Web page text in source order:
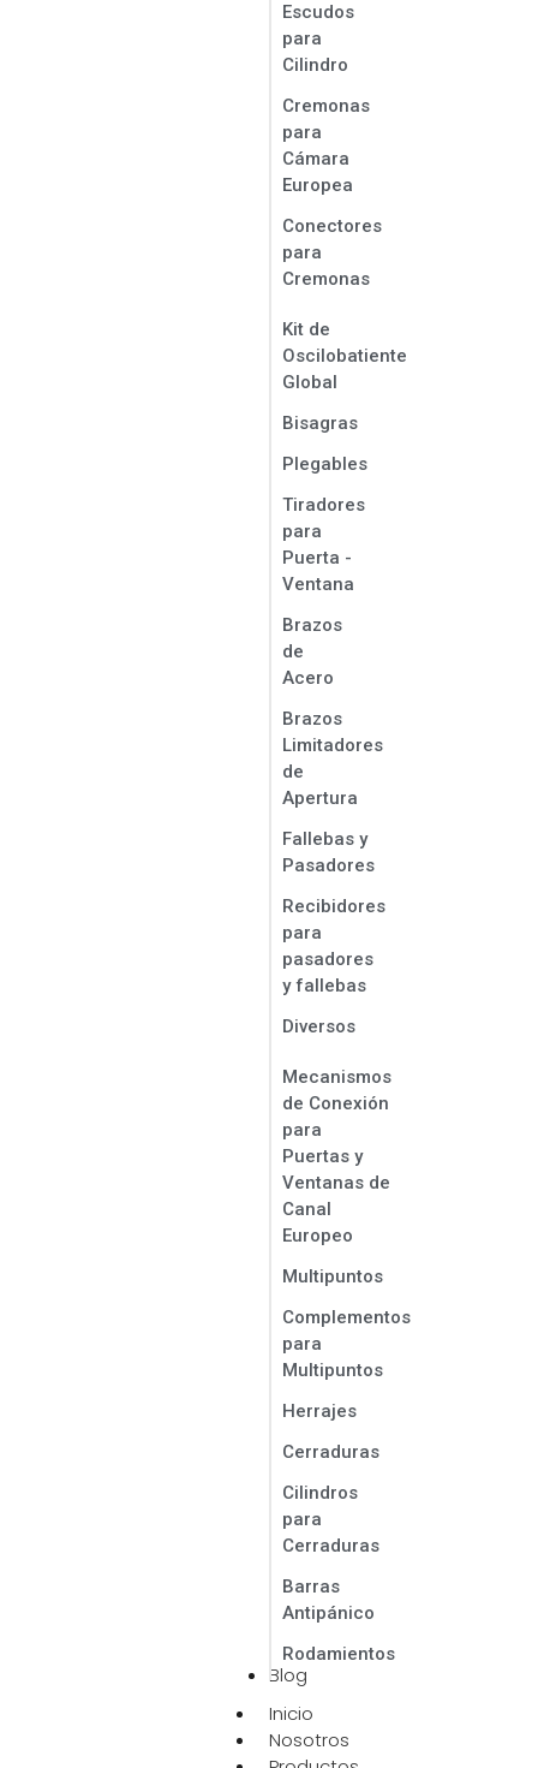
Escudos
para
Cilindro
Cremonas
para
Cámara
Europea
Conectores
para
Cremonas
Kit de
Oscilobatiente
Global
Bisagras
Plegables
Tiradores
para
Puerta -
Ventana
Brazos
de
Acero
Brazos
Limitadores
de
Apertura
Fallebas y
Pasadores
Recibidores
para
pasadores
y fallebas
Diversos
Mecanismos
de Conexión
para
Puertas y
Ventanas de
Canal
Europeo
Multipuntos
Complementos
para
Multipuntos
Herrajes
Cerraduras
Cilindros
para
Cerraduras
Barras
Antipánico
Rodamientos
Blog
Inicio
Nosotros